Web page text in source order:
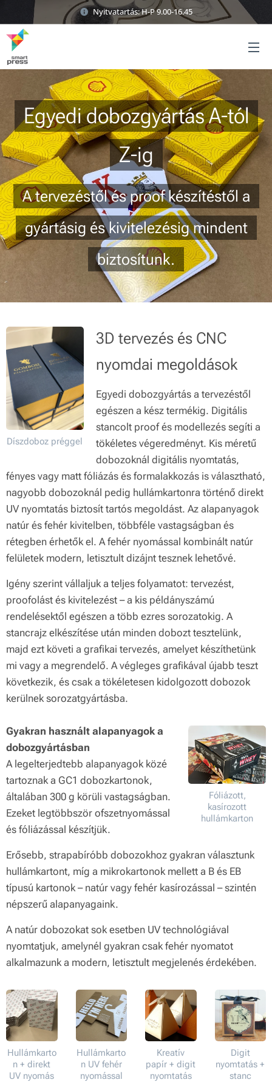
Nyitvatartás: H-P 9.00-16.45
Egyedi dobozgyártás A-tól
Z-ig
A tervezéstől és proof készítéstől a
gyártásig és kivitelezésig mindent
biztosítunk.
Díszdoboz préggel
3D tervezés és CNC
nyomdai megoldások
Egyedi dobozgyártás a tervezéstől
egészen a kész termékig. Digitális
stancolt proof és modellezés segíti a
tökéletes végeredményt. Kis méretű
dobozoknál digitális nyomtatás,
fényes vagy matt fóliázás és formalakkozás is választható,
nagyobb dobozoknál pedig hullámkartonra történő direkt
UV nyomtatás biztosít tartós megoldást. Az alapanyagok
natúr és fehér kivitelben, többféle vastagságban és
rétegben érhetők el. A fehér nyomással kombinált natúr
felületek modern, letisztult dizájnt tesznek lehetővé.
Igény szerint vállaljuk a teljes folyamatot: tervezést,
proofolást és kivitelezést – a kis példányszámú
rendelésektől egészen a több ezres sorozatokig. A
stancrajz elkészítése után minden dobozt tesztelünk,
majd ezt követi a grafikai tervezés, amelyet készíthetünk
mi vagy a megrendelő. A végleges grafikával újabb teszt
következik, és csak a tökéletesen kidolgozott dobozok
kerülnek sorozatgyártásba.
Fóliázott,
kasírozott
hullámkarton
Gyakran használt alapanyagok a
dobozgyártásban
A legelterjedtebb alapanyagok közé
tartoznak a GC1 dobozkartonok,
általában 300 g körüli vastagságban.
Ezeket legtöbbször ofszetnyomással
és fóliázással készítjük.
Erősebb, strapabíróbb dobozokhoz gyakran választunk
hullámkartont, míg a mikrokartonok mellett a B és EB
típusú kartonok – natúr vagy fehér kasírozással – szintén
népszerű alapanyagaink.
A natúr dobozokat sok esetben UV technológiával
nyomtatjuk, amelynél gyakran csak fehér nyomatot
alkalmazunk a modern, letisztult megjelenés érdekében.
Hullámkarto
n + direkt
UV nyomás
Hullámkarto
n UV fehér
nyomással
Kreatív
papír + digit
nyomtatás
Digit
nyomtatás +
stanc